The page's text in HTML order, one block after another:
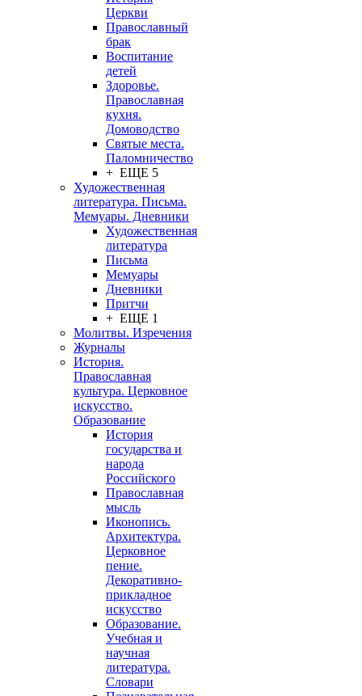
Церкви
Православный
брак
Воспитание
детей
Здоровье.
Православная
кухня.
Домоводство
Святые места.
Паломничество
+ ЕЩЕ 5
Художественная
литература. Письма.
Мемуары. Дневники
Художественная
литература
Письма
Мемуары
Дневники
Притчи
+ ЕЩЕ 1
Молитвы. Изречения
Журналы
История.
Православная
культура. Церковное
искусство.
Образование
История
государства и
народа
Российского
Православная
мысль
Иконопись.
Архитектура.
Церковное
пение.
Декоративно-
прикладное
искусство
Образование.
Учебная и
научная
литература.
Словари